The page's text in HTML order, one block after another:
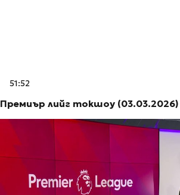
51:52
Премиър лийг токшоу (03.03.2026)